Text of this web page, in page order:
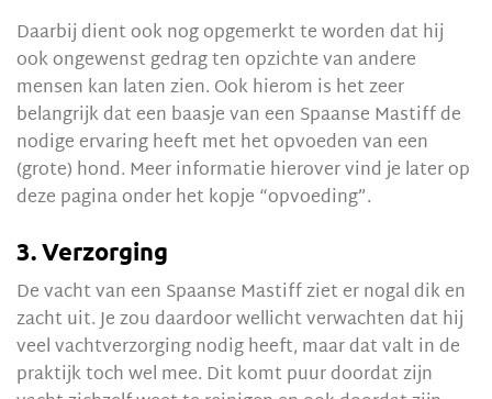
Daarbij dient ook nog opgemerkt te worden dat hij
ook ongewenst gedrag ten opzichte van andere
mensen kan laten zien. Ook hierom is het zeer
belangrijk dat een baasje van een Spaanse Mastiff de
nodige ervaring heeft met het opvoeden van een
(grote) hond. Meer informatie hierover vind je later op
deze pagina onder het kopje “opvoeding”.
3. Verzorging
De vacht van een Spaanse Mastiff ziet er nogal dik en
zacht uit. Je zou daardoor wellicht verwachten dat hij
veel vachtverzorging nodig heeft, maar dat valt in de
praktijk toch wel mee. Dit komt puur doordat zijn